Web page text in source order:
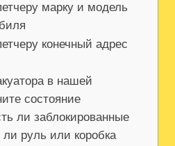
марку и модель
конечный адрес
в нашей
состояние
ли заблокированные
руль или коробка